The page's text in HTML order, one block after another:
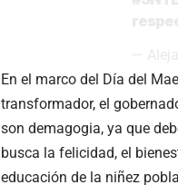
En el marco del Día del
transformador, el
son demagogia, ya que
busca la felicidad, el
educación de la niñez